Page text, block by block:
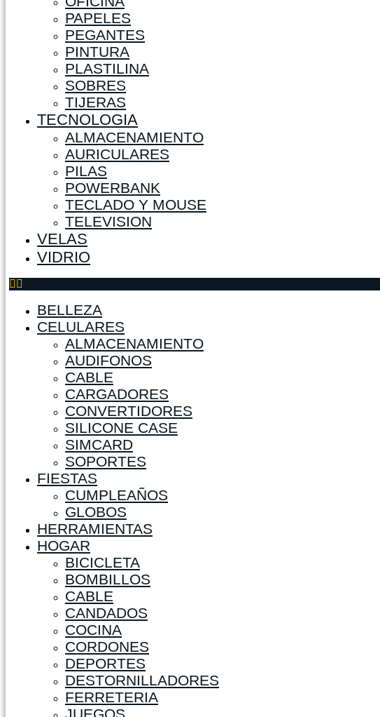
PAPELES
PEGANTES
PINTURA
PLASTILINA
SOBRES
TIJERAS
TECNOLOGIA
ALMACENAMIENTO
AURICULARES
PILAS
POWERBANK
TECLADO Y MOUSE
TELEVISION
VELAS
VIDRIO
BELLEZA
CELULARES
ALMACENAMIENTO
AUDIFONOS
CABLE
CARGADORES
CONVERTIDORES
SILICONE CASE
SIMCARD
SOPORTES
FIESTAS
CUMPLEAÑOS
GLOBOS
HERRAMIENTAS
HOGAR
BICICLETA
BOMBILLOS
CABLE
CANDADOS
COCINA
CORDONES
DEPORTES
DESTORNILLADORES
FERRETERIA